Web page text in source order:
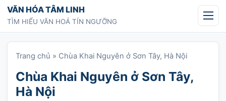
Chuyển tới nội dung
VĂN HÓA TÂM LINH
TÌM HIỂU VĂN HOÁ TÍN NGƯỠNG
Trang chủ » Chùa Khai Nguyên ở Sơn Tây, Hà Nội
Chùa Khai Nguyên ở Sơn Tây,
Hà Nội